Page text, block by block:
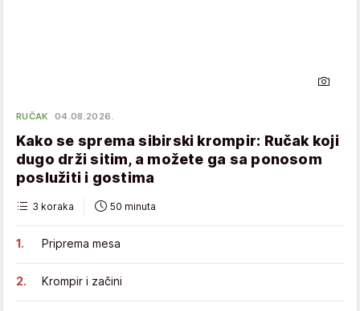
RUČAK 04.08.2026.
Kako se sprema sibirski krompir: Ručak koji
dugo drži sitim, a možete ga sa ponosom
poslužiti i gostima
3 koraka 50 minuta
Priprema mesa
Krompir i začini